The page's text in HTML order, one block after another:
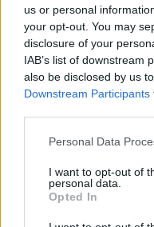
us or personal
your opt-out. You may
disclosure of your
IAB’s list of downstream
also be disclosed by us
Downstream Participants
Please note that this
not limited to your visit
grant or deny consent to
use your data for below
consent section.
Personal Data
I want to opt-out of
personal data.
Opted In
Nem szeretne lemaradni
legfrissebb információkkal és
postaládájába érkezik!
A SZOL24
Egy telefonhívást akart,